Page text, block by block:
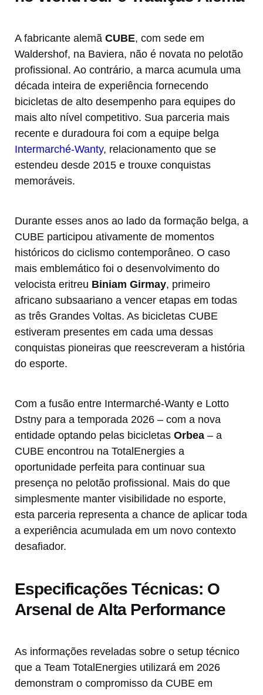
A fabricante alemã CUBE, com sede em
Waldershof, na Baviera, não é novata no pelotão
profissional. Ao contrário, a marca acumula uma
década inteira de experiência fornecendo
bicicletas de alto desempenho para equipes do
mais alto nível competitivo. Sua parceria mais
recente e duradoura foi com a equipe belga
Intermarché-Wanty, relacionamento que se
estendeu desde 2015 e trouxe conquistas
memoráveis.
Durante esses anos ao lado da formação belga, a
CUBE participou ativamente de momentos
históricos do ciclismo contemporâneo. O caso
mais emblemático foi o desenvolvimento do
velocista eritreu Biniam Girmay, primeiro
africano subsaariano a vencer etapas em todas
as três Grandes Voltas. As bicicletas CUBE
estiveram presentes em cada uma dessas
conquistas pioneiras que reescreveram a história
do esporte.
Com a fusão entre Intermarché-Wanty e Lotto
Dstny para a temporada 2026 – com a nova
entidade optando pelas bicicletas Orbea – a
CUBE encontrou na TotalEnergies a
oportunidade perfeita para continuar sua
presença no pelotão profissional. Mais do que
simplesmente manter visibilidade no esporte,
esta parceria representa a chance de aplicar toda
a experiência acumulada em um novo contexto
desafiador.
Especificações Técnicas: O
Arsenal de Alta Performance
As informações reveladas sobre o setup técnico
que a Team TotalEnergies utilizará em 2026
demonstram o compromisso da CUBE em